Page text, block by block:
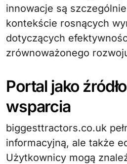
innowacje są
kontekście rosnących
dotyczących
zrównoważonego
Portal jako
wsparcia
biggesttractors.co.uk
informacyjną, ale także
Użytkownicy mogą